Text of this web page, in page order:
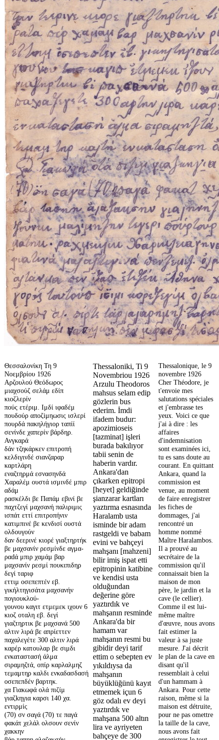
Θεσσαλονίκη Τη 9
Νοεμβρίου 1926
Αρζουλού Θεόδωρος
μιαχσούζ σελάμ εδίπ
κιοζλερίν
πούς ετέριμ. Ιμδί ιφαδέμ
πουδούρ αποζiμηωσις ισλερί
πουρδά πακηλήγιορ ταπίί
σενίνδε χαπερίν βάρδηρ.
Ανγκαρά
δάν τζηκάρκεν επιτροπή
κελδιγινδέ σιανζαραρ
καρτλάρη
εναζτηρμά εσνασηνδά
Χαραλέμ ουστά ισμινδέ μπιρ
αδάμ
ρασκέλδι βε Παπάμ εβινί βε
παχτζεγί μαχσανή παλιριμις
ισπάτ εττί επιτροπήνιν
κατιμπινέ βε κενδισί ουστά
ολδουγούν
δαν δεερινέ κιορέ γιαξτηρτήκ
βε μαχσανίν ρεσμίνδε αγμα-
ραdά μπιρ χαμάμ βαρ
μαχσανίν ρεσμί πουκιπιδηρ
δεγί ταριφ
εττιμ οσεπεπτέν εβ.
γικήλτηγισάτα μαχσανήν
πογιουκλού-
γουνου καγιτ ετμεμεκ ιχουν 6
κιοζ οταλη εβ. δεγί
γιαζτηρτικ βε μαχσανά 500
αλτιν λιρά βε απρίεττεν
παχαλεγέτε 300 αλτιν λιρά
καρέρ κατουλαρ βε σιμδι
ενκαταστασή άλμα
σιραμηζτά, οπίρ καρλαλμηζ
τεμαμτηρ καλδι ενκαδασδασή
οσεπεπδέν βαρτηκ.
χα Γιακωφά ολά πιζίμ
γιαζkηγια καρσι 140 χα.
εντιρμίς
(70) σν σαγά (70) τε παγά
φακάτ χελάλ ολσουν σενίν
χακκην
Thessaloniki, Ti 9
Novembriou 1926
Arzulu Theodoros
mahsus selam edip
gözlerin bus
ederim. İmdi
ifadem budur:
apozimioseis
[tazminat] işleri
burada bakılıyor
tabii senin de
haberin vardır.
Ankara'dan
çıkarken epitropi
[heyet] geldiğinde
şianzarar kartları
yaztırma esnasında
Haralamb usta
isminde bir adam
rastgeldi ve babam
evini ve bahçeyi
mahşanı [mahzeni]
bilir imiş ispat etti
epitropinin katibine
ve kendisi usta
olduğundan
değerine göre
yaztırdık ve
mahşanın resminde
Ankara'da bir
hamam var
mahşanın resmi bu
gibidir deyi tarif
ettim o sebepten ev
yıkıldıysa da
mahşanın
büyüklüğünü kayıt
etmemek içun 6
göz odalı ev deyi
yaztırdık ve
mahşana 500 altın
lira ve ayriyeten
bahçeye de 300
Thessalonique, le 9
novembre 1926
Cher Théodore, je
t'envoie mes
salutations spéciales
et j'embrasse tes
yeux. Voici ce que
j'ai à dire : les
affaires
d'indemnisation
sont examinées ici,
tu es sans doute au
courant. En quittant
Ankara, quand la
commission est
venue, au moment
de faire enregistrer
les fiches de
dommages, j'ai
rencontré un
homme nommé
Maître Haralambos.
Il a prouvé au
secrétaire de la
commission qu'il
connaissait bien la
maison de mon
père, le jardin et la
cave (le cellier).
Comme il est lui-
même maître
d'œuvre, nous avons
fait estimer la
valeur à sa juste
mesure. J'ai décrit
le plan de la cave en
disant qu'il
ressemblait à celui
d'un hammam à
Ankara. Pour cette
raison, même si la
maison est détruite,
pour ne pas omettre
la taille de la cave,
nous avons fait